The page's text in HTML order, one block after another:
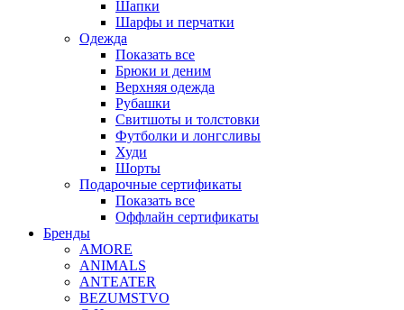
Шапки
Шарфы и перчатки
Одежда
Показать все
Брюки и деним
Верхняя одежда
Рубашки
Свитшоты и толстовки
Футболки и лонгсливы
Худи
Шорты
Подарочные сертификаты
Показать все
Оффлайн сертификаты
Бренды
AMORE
ANIMALS
ANTEATER
BEZUMSTVO